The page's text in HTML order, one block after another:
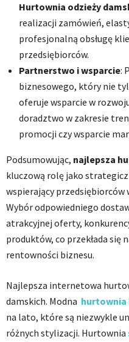
Hurtownia odzieży
realizacji zamówień,
profesjonalną obsługę
przedsiębiorców.
Partnerstwo i wsparcie:
biznesowego, który nie
oferuje wsparcie w
doradztwo w zakresie
promocji czy wsparcie
Podsumowując, najlepsza
kluczową rolę jako
wspierający przedsiębiorców
Wybór odpowiedniego
atrakcyjnej oferty,
produktów, co przekłada
rentowności biznesu.
Najlepsza internetowa
damskich. Modna hurtownia
na lato, które są niezwykle
różnych stylizacji. Hurtownia